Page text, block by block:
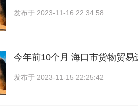
发布于 2023-11-16 22:34:58
今年前10个月 海口市货物贸易
发布于 2023-11-15 22:25:42